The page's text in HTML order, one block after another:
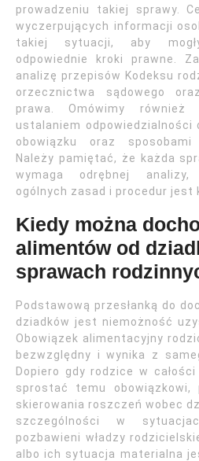
prowadzeniu takiej sprawy.
wyczerpujących informacji
takiej sytuacji, aby
odpowiednie kroki prawne.
analizę przepisów Kodeksu
orzecznictwa sądowego
prawa. Omówimy
ustalaniem odpowiedzialności
obowiązku oraz sposobami
Należy pamiętać, że każda
wymaga odrębnej analizy,
ogólnych zasad i procedur jest
Kiedy można
alimentów od
sprawach
Podstawową przesłanką do
dziadków jest niemożność
Obowiązek alimentacyjny
bezwzględny i wynika z
Dopiero gdy rodzice w
sprostać temu obowiązkowi,
skierowania roszczeń wobec
szczególności w
pozbawieni władzy
albo ich sytuacja materialna